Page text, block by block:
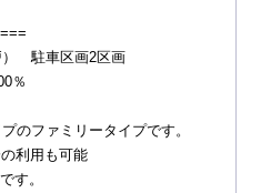
） 駐車区画2区画
％
のファミリータイプです。
利用も可能
す。